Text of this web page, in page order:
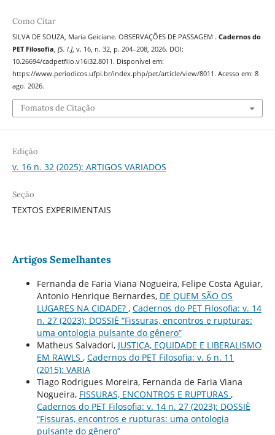
Como Citar
SILVA DE SOUZA, Maria Geiciane. OBSERVAÇÕES DE PASSAGEM . Cadernos do
PET Filosofia, [S. l.], v. 16, n. 32, p. 204–208, 2026. DOI:
10.26694/cadpetfilo.v16i32.8011. Disponível em:
https://www.periodicos.ufpi.br/index.php/pet/article/view/8011. Acesso em: 8
ago. 2026.
Fomatos de Citação
Edição
v. 16 n. 32 (2025): ARTIGOS VARIADOS
Seção
TEXTOS EXPERIMENTAIS
Artigos Semelhantes
Fernanda de Faria Viana Nogueira, Felipe Costa Aguiar,
Antonio Henrique Bernardes, DE QUEM SÃO OS
LUGARES NA CIDADE? , Cadernos do PET Filosofia: v. 14
n. 27 (2023): DOSSIÈ “Fissuras, encontros e rupturas:
uma ontologia pulsante do gênero”
Matheus Salvadori, JUSTIÇA, EQUIDADE E LIBERALISMO
EM RAWLS , Cadernos do PET Filosofia: v. 6 n. 11
(2015): VARIA
Tiago Rodrigues Moreira, Fernanda de Faria Viana
Nogueira, FISSURAS, ENCONTROS E RUPTURAS ,
Cadernos do PET Filosofia: v. 14 n. 27 (2023): DOSSIÈ
“Fissuras, encontros e rupturas: uma ontologia
pulsante do gênero”